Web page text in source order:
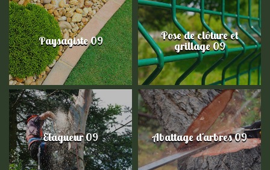
Paysagiste 09 Pose de clôture et
grillage 09
Elagueur 09 Abattage d'arbres 09